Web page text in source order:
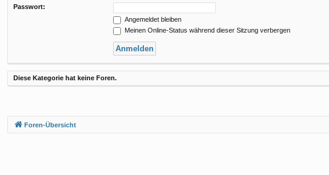
Passwort:
Angemeldet bleiben
Meinen Online-Status während dieser Sitzung verbergen
Diese Kategorie hat keine Foren.
Foren-Übersicht